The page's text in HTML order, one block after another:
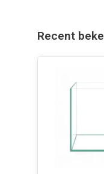
Recent